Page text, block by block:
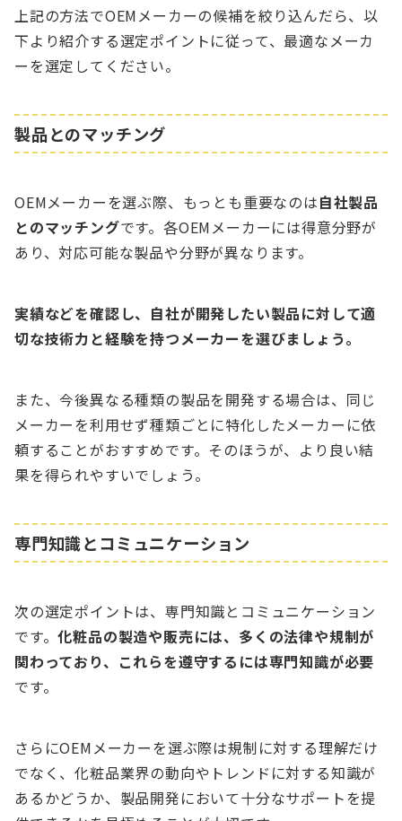
上記の方法でOEMメーカーの候補を絞り込んだら、以
下より紹介する選定ポイントに従って、最適なメーカ
ーを選定してください。
製品とのマッチング
OEMメーカーを選ぶ際、もっとも重要なのは自社製品
とのマッチングです。各OEMメーカーには得意分野が
あり、対応可能な製品や分野が異なります。
実績などを確認し、自社が開発したい製品に対して適
切な技術力と経験を持つメーカーを選びましょう。
また、今後異なる種類の製品を開発する場合は、同じ
メーカーを利用せず種類ごとに特化したメーカーに依
頼することがおすすめです。そのほうが、より良い結
果を得られやすいでしょう。
専門知識とコミュニケーション
次の選定ポイントは、専門知識とコミュニケーション
です。化粧品の製造や販売には、多くの法律や規制が
関わっており、これらを遵守するには専門知識が必要
です。
さらにOEMメーカーを選ぶ際は規制に対する理解だけ
でなく、化粧品業界の動向やトレンドに対する知識が
あるかどうか、製品開発において十分なサポートを提